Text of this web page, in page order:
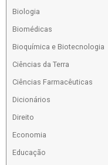
Biologia
Biomédicas
Bioquímica e Biotecnologia
Ciências da Terra
Ciências Farmacêuticas
Dicionários
Direito
Economia
Educação